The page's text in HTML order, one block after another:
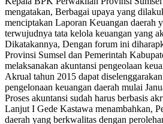
mengatakan, Berbagai upaya yang
menciptakan Laporan Keuangan daerah
terwujudnya tata kelola keuangan yang
Dikatakannya, Dengan forum ini
Provinsi Sumsel dan Pemerintah
melaksanakan akuntansi pengeolaan
Akrual tahun 2015 dapat
pengelonaan keuangan daerah mulai
Proses akuntansi sudah harus berbasis
Lanjut I Gede Kastawa menambahkan,
daerah yang berkwalitas dengan